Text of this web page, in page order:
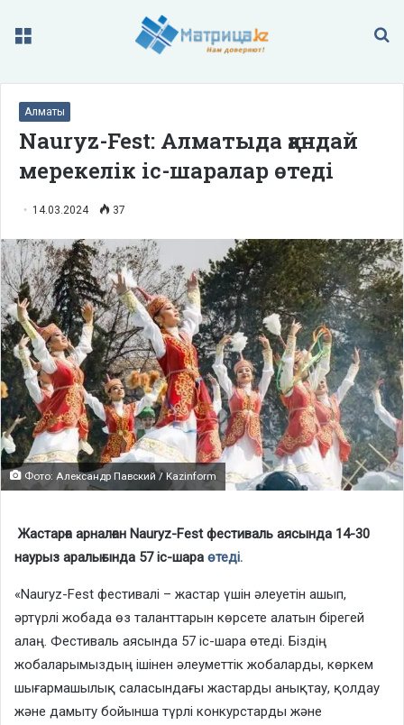
Меню
Алматы
Nauryz-Fest: Алматыда қандай
мерекелік іс-шаралар өтеді
14.03.2024 37
Фото: Александр Павский / Kazinform
Жастарға арналған Nauryz-Fest фестиваль аясында 14-30
наурыз аралығында 57 іс-шара өтеді.
«Nauryz-Fest фестивалі – жастар үшін әлеуетін ашып,
әртүрлі жобада өз таланттарын көрсете алатын бірегей
алаң. Фестиваль аясында 57 іс-шара өтеді. Біздің
жобаларымыздың ішінен әлеуметтік жобаларды, көркем
шығармашылық саласындағы жастарды анықтау, қолдау
және дамыту бойынша түрлі конкурстарды және